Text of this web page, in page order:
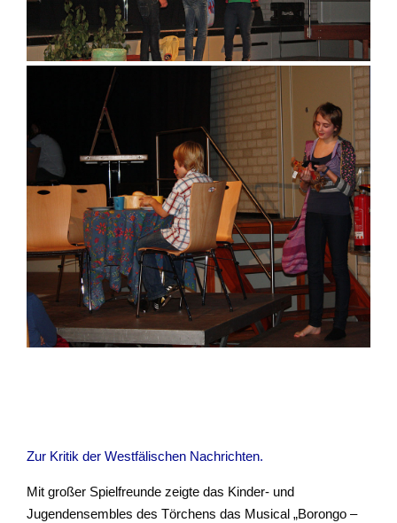
Zur Kritik der Westfälischen Nachrichten.
Mit großer Spielfreunde zeigte das Kinder- und
Jugendensembles des Törchens das Musical „Borongo –